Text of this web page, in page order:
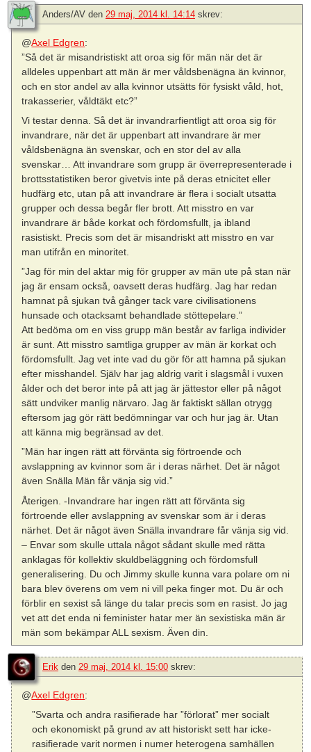
Anders/AV den 29 maj, 2014 kl. 14:14 skrev:
@Axel Edgren:
”Så det är misandristiskt att oroa sig för män när det är
alldeles uppenbart att män är mer våldsbenägna än kvinnor,
och en stor andel av alla kvinnor utsätts för fysiskt våld, hot,
trakasserier, våldtäkt etc?”
Vi testar denna. Så det är invandrarfientligt att oroa sig för
invandrare, när det är uppenbart att invandrare är mer
våldsbenägna än svenskar, och en stor del av alla
svenskar… Att invandrare som grupp är överrepresenterade i
brottsstatistiken beror givetvis inte på deras etnicitet eller
hudfärg etc, utan på att invandrare är flera i socialt utsatta
grupper och dessa begår fler brott. Att misstro en var
invandrare är både korkat och fördomsfullt, ja ibland
rasistiskt. Precis som det är misandriskt att misstro en var
man utifrån en minoritet.
”Jag för min del aktar mig för grupper av män ute på stan när
jag är ensam också, oavsett deras hudfärg. Jag har redan
hamnat på sjukan två gånger tack vare civilisationens
hunsade och otacksamt behandlade stöttepelare.”
Att bedöma om en viss grupp män består av farliga individer
är sunt. Att misstro samtliga grupper av män är korkat och
fördomsfullt. Jag vet inte vad du gör för att hamna på sjukan
efter misshandel. Själv har jag aldrig varit i slagsmål i vuxen
ålder och det beror inte på att jag är jättestor eller på något
sätt undviker manlig närvaro. Jag är faktiskt sällan otrygg
eftersom jag gör rätt bedömningar var och hur jag är. Utan
att känna mig begränsad av det.
”Män har ingen rätt att förvänta sig förtroende och
avslappning av kvinnor som är i deras närhet. Det är något
även Snälla Män får vänja sig vid.”
Återigen. -Invandrare har ingen rätt att förvänta sig
förtroende eller avslappning av svenskar som är i deras
närhet. Det är något även Snälla invandrare får vänja sig vid.
– Envar som skulle uttala något sådant skulle med rätta
anklagas för kollektiv skuldbeläggning och fördomsfull
generalisering. Du och Jimmy skulle kunna vara polare om ni
bara blev överens om vem ni vill peka finger mot. Du är och
förblir en sexist så länge du talar precis som en rasist. Jo jag
vet att det enda ni feminister hatar mer än sexistiska män är
män som bekämpar ALL sexism. Även din.
Erik den 29 maj, 2014 kl. 15:00 skrev:
@Axel Edgren:
”Svarta och andra rasifierade har ”förlorat” mer socialt
och ekonomiskt på grund av att historiskt sett har icke-
rasifierade varit normen i numer heterogena samhällen